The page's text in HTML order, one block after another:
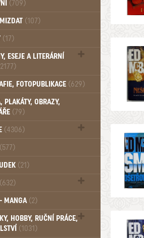
(709)
(110)(107)
(17)
ESEJE A LITERÁRNÍ
snáře, přísloví,
FOTOPUBLIKACE (629)
PLAKÁTY, OBRAZY,
(79)
(4306)
Mýty, Báje, Pověsti (203)
(577)
(21)
(632)
Čtyřlístek (232)
MANGA (2)
HOBBY, RUČNÍ PRÁCE,
(1031)